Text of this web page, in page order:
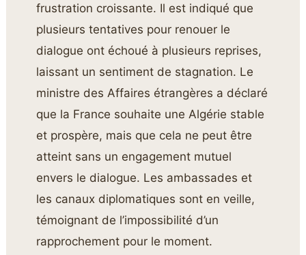
frustration croissante. Il est indiqué que
plusieurs tentatives pour renouer le
dialogue ont échoué à plusieurs reprises,
laissant un sentiment de stagnation. Le
ministre des Affaires étrangères a déclaré
que la France souhaite une Algérie stable
et prospère, mais que cela ne peut être
atteint sans un engagement mutuel
envers le dialogue. Les ambassades et
les canaux diplomatiques sont en veille,
témoignant de l’impossibilité d’un
rapprochement pour le moment.